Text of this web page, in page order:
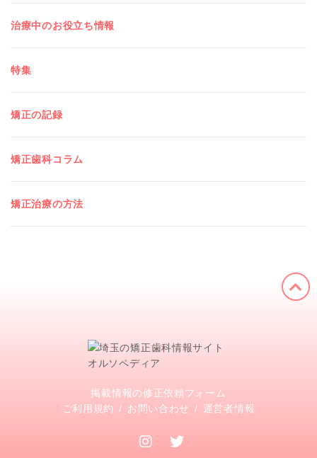
治療中のお役立ち情報
特集
矯正の記録
矯正歯科コラム
矯正治療の方法
掲載情報の修正依頼フォーム
ご利用規約
お問い合わせ 運営者情報